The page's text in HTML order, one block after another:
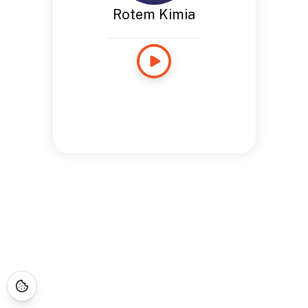
Rotem Kimia